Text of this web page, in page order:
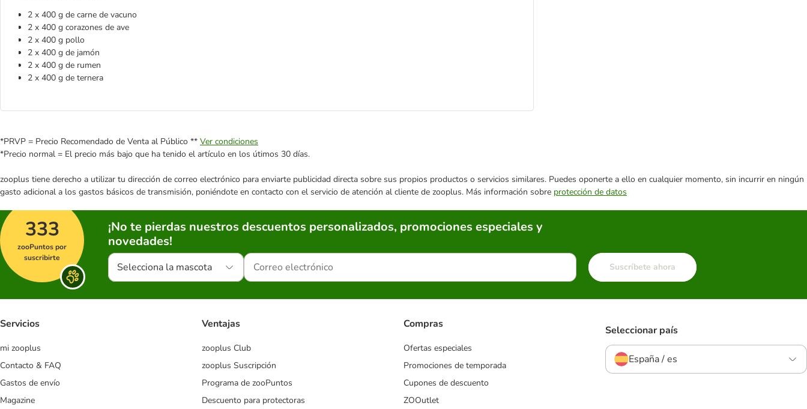
2 x 400 g de carne de vacuno
2 x 400 g corazones de ave
2 x 400 g pollo
2 x 400 g de jamón
2 x 400 g de rumen
2 x 400 g de ternera
*PRVP = Precio Recomendado de Venta al Público ** Ver condiciones
*Precio normal = El precio más bajo que ha tenido el artículo en los útimos 30 días.
zooplus tiene derecho a utilizar tu dirección de correo electrónico para enviarte publicidad directa sobre sus propios productos o servicios similares. Puedes oponerte a ello en cualquier momento, sin incurrir en ningún
gasto adicional a los gastos básicos de transmisión, poniéndote en contacto con el servicio de atención al cliente de zooplus. Más información sobre protección de datos
333
zooPuntos por
suscribirte
¡No te pierdas nuestros descuentos personalizados, promociones especiales y
novedades!
Selecciona la mascota Suscríbete ahora
Servicios
mi zooplus
Contacto & FAQ
Gastos de envío
Magazine
Ventajas
zooplus Club
zooplus Suscripción
Programa de zooPuntos
Descuento para protectoras
Compras
Ofertas especiales
Promociones de temporada
Cupones de descuento
ZOOutlet
Seleccionar país
España / es